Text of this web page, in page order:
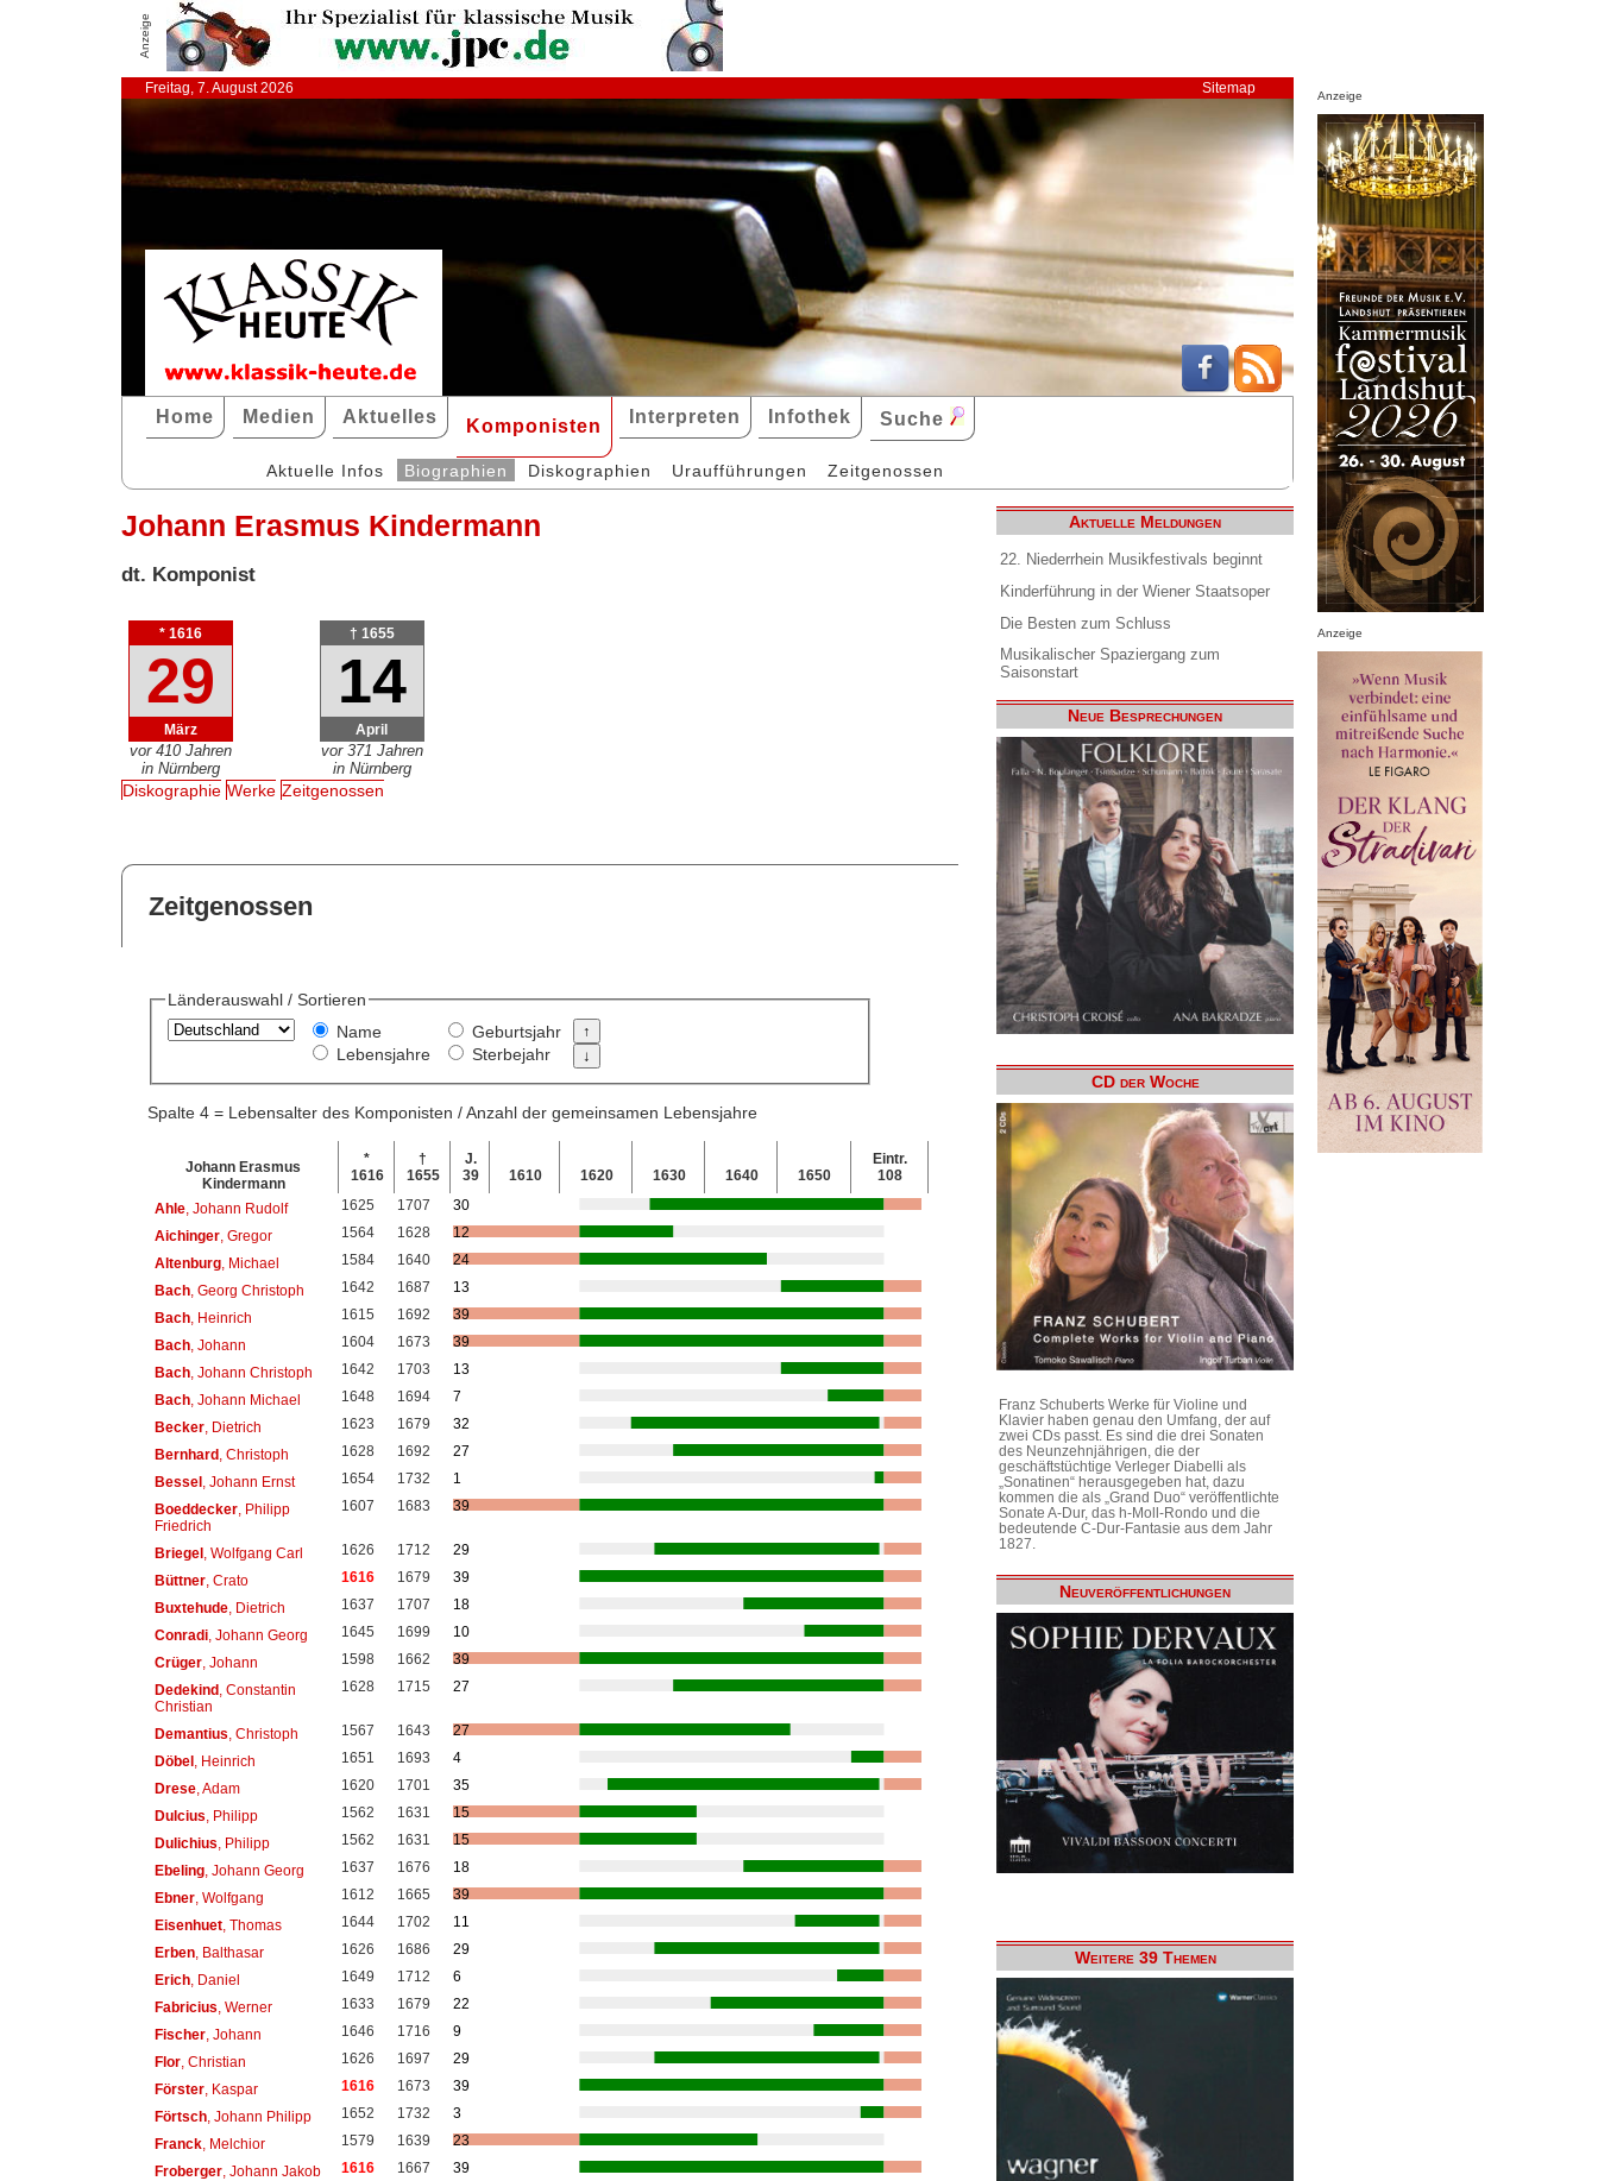
Anzeige
Freitag, 7. August 2026 Sitemap
Home Medien Aktuelles Komponisten Interpreten Infothek Suche
Aktuelle Infos Biographien Diskographien Uraufführungen Zeitgenossen
Johann Erasmus Kindermann
dt. Komponist
* 1616
29
März
vor 410 Jahren
in Nürnberg
† 1655
14
April
vor 371 Jahren
in Nürnberg
Diskographie Werke Zeitgenossen
Zeitgenossen
Länderauswahl / Sortieren
Name
Lebensjahre
Geburtsjahr
Sterbejahr
Spalte 4 = Lebensalter des Komponisten / Anzahl der gemeinsamen Lebensjahre
Johann Erasmus
Kindermann
*
1616
†
1655
J.
39
1610 1620 1630 1640 1650
Eintr.
108
Ahle, Johann Rudolf 1625 1707
30
Aichinger, Gregor 1564 1628
12
Altenburg, Michael 1584 1640
24
Bach, Georg Christoph 1642 1687
13
Bach, Heinrich 1615 1692
39
Bach, Johann 1604 1673
39
Bach, Johann Christoph 1642 1703
13
Bach, Johann Michael 1648 1694
7
Becker, Dietrich 1623 1679
32
Bernhard, Christoph 1628 1692
27
Bessel, Johann Ernst 1654 1732
1
Boeddecker, Philipp
Friedrich
1607 1683 39
Briegel, Wolfgang Carl 1626 1712
29
Büttner, Crato 1616 1679
39
Buxtehude, Dietrich 1637 1707
18
Conradi, Johann Georg 1645 1699
10
Crüger, Johann 1598 1662
39
Dedekind, Constantin
Christian
1628 1715 27
Demantius , Christoph 1567 1643
27
Döbel, Heinrich 1651 1693
4
Drese, Adam 1620 1701
35
Dulcius , Philipp 1562 1631
15
Dulichius , Philipp 1562 1631
15
Ebeling, Johann Georg 1637 1676
18
Ebner, Wolfgang 1612 1665
39
Eisenhuet, Thomas 1644 1702
11
Erben, Balthasar 1626 1686
29
Erich, Daniel 1649 1712
6
Fabricius , Werner 1633 1679
22
Fischer, Johann 1646 1716
9
Flor, Christian 1626 1697
29
Förster, Kaspar 1616 1673
39
Förtsch, Johann Philipp 1652 1732
3
Franck, Melchior 1579 1639
23
Froberger, Johann Jakob 1616 1667
39
Aktuelle Meldungen
22. Niederrhein Musikfestivals beginnt
Kinderführung in der Wiener Staatsoper
Die Besten zum Schluss
Musikalischer Spaziergang zum
Saisonstart
Neue Besprechungen
CD der Woche
Franz Schuberts Werke für Violine und
Klavier haben genau den Umfang, der auf
zwei CDs passt. Es sind die drei Sonaten
des Neunzehnjährigen, die der
geschäftstüchtige Verleger Diabelli als
„Sonatinen“ herausgegeben hat, dazu
kommen die als „Grand Duo“ veröffentlichte
Sonate A-Dur, das h-Moll-Rondo und die
bedeutende C-Dur-Fantasie aus dem Jahr
1827.
Neuveröffentlichungen
Weitere 39 Themen
Anzeige
Anzeige